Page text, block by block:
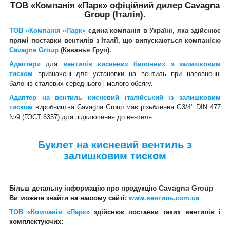
ТОВ «Компанія «Парк» офіційний дилер Cavagna
Group (Італія).
ТОВ «Компанія «Парк» єдина компанія в Україні, яка здійснює
прямі поставки вентилів з Італії, що випускаються компанією
Cavagna Group (Каванья Груп).
Адаптери
для вентилів кисневих балонних з залишковим
тиском призначені для установки на вентиль при наповненні
балонів сталевих середнього і малого обсягу.
Адаптер на вентиль кисневий італійський
із залишковим
тиском виробництва Cavagna Group має різьблення G3/4" DIN 477
№9 (ГОСТ 6357) для підключення до вентиля.
Буклет на кисневий вентиль з
залишковим тиском
Більш детальну інформацію про продукцію Cavagna Group
Ви можете знайти на нашому сайті: www.вентиль.com.ua
ТОВ «Компанія «Парк»здійснює поставки таких вентилів і
комплектуючих: